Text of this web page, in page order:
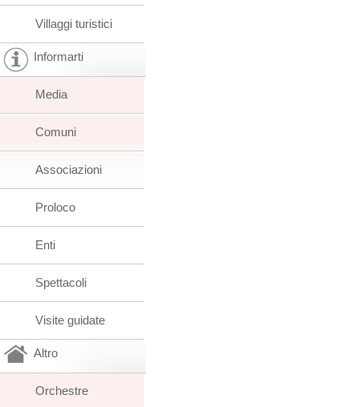
Villaggi turistici
Informarti
Media
Comuni
Associazioni
Proloco
Enti
Spettacoli
Visite guidate
Altro
Orchestre